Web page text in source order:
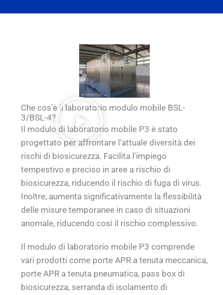
Che cos'è il laboratorio modulo mobile BSL-
3/BSL-4?
Il modulo di laboratorio mobile P3 è stato
progettato per affrontare l'attuale diversità dei
rischi di biosicurezza. Facilita l'impiego
tempestivo e preciso in aree a rischio di
biosicurezza, riducendo il rischio di fuga di virus.
Inoltre, aumenta significativamente la flessibilità
delle misure temporanee in caso di situazioni
anomale, riducendo così il rischio complessivo.
Il modulo di laboratorio mobile P3 comprende
vari prodotti come porte APR a tenuta meccanica,
porte APR a tenuta pneumatica, pass box di
biosicurezza, serranda di isolamento di